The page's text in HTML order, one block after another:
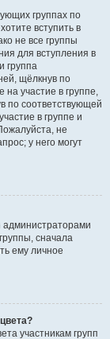
группах по
вступить в
не все группы
для вступления в
группа
щёлкнув по
на участие в группе,
по соответствующей
в группе и
не
у него могут
администраторами
сначала
ему личное
участникам групп